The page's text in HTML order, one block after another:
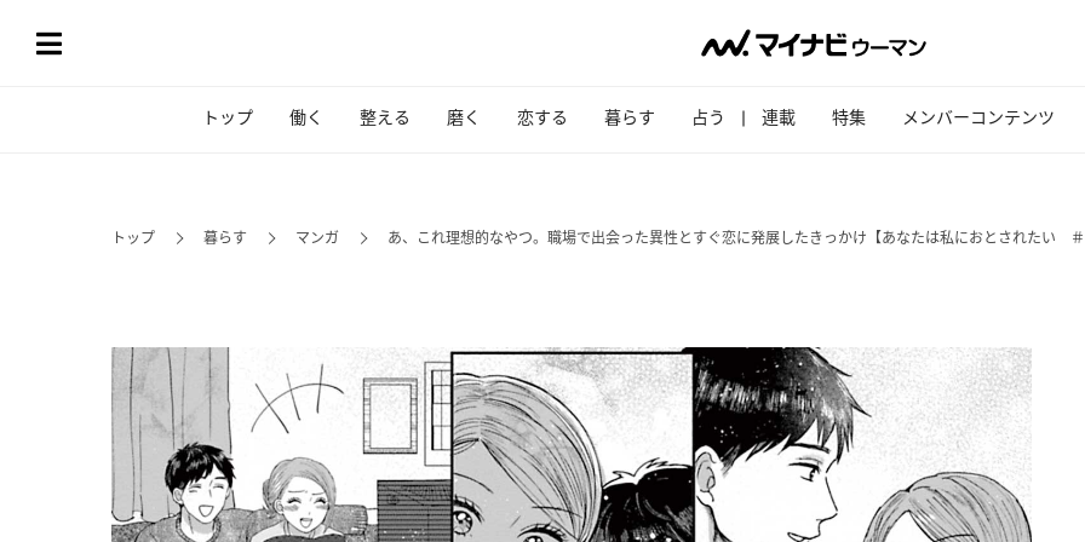
トップ 働く 整える 磨く 恋する 暮らす 占う 連載 特集 メンバーコンテンツ
トップ 暮らす マンガ あ、これ理想的なやつ。職場で出会った異性とすぐ恋に発展したきっかけ【あなたは私におとされたい